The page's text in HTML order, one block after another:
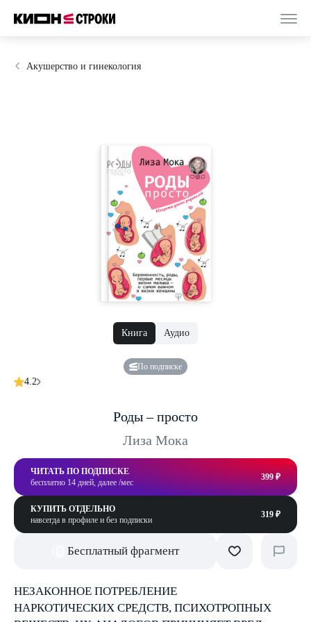
Акушерство и гинекология
Книга Аудио
По подписке
4.2
Роды – просто
Лиза Мока
ЧИТАТЬ ПО ПОДПИСКЕ
бесплатно 14 дней, далее /мес
399 ₽
КУПИТЬ ОТДЕЛЬНО
навсегда в профиле и без подписки
319 ₽
Бесплатный фрагмент
НЕЗАКОННОЕ ПОТРЕБЛЕНИЕ
НАРКОТИЧЕСКИХ СРЕДСТВ, ПСИХОТРОПНЫХ